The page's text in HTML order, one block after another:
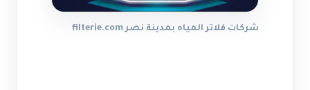
شركات فلاتر المياه بمدينة نصر filterie.com